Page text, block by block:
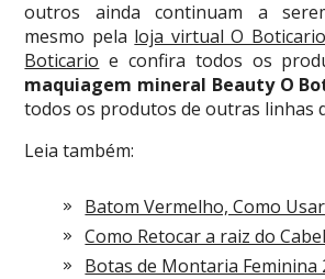
outros ainda continuam a
mesmo pela loja virtual O Boticario
Boticario e confira todos os
maquiagem mineral Beauty O
todos os produtos de outras linhas
Leia também:
Batom Vermelho, Como Usar
Como Retocar a raiz do
Botas de Montaria Feminina